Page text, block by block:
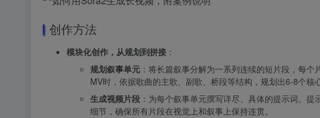
创作方法
模块化创作，从规划到拼接 ：
规划叙事单元 ：将长篇叙事分解为一系列连续的短片段，每
MV时，依据歌曲的主歌、副歌、桥段等结构，规划出6-8个核
生成视频片段 ：为每个叙事单元撰写详尽、具体的提示词。
细节，确保所有片段在视觉上和叙事上保持连贯。